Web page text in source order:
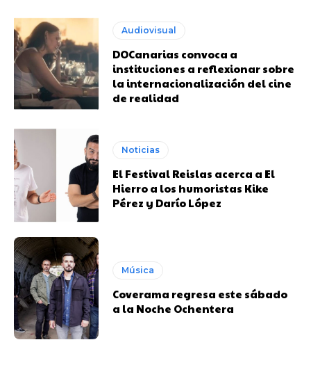
Audiovisual
DOCanarias convoca a
instituciones a reflexionar sobre
la internacionalización del cine
de realidad
Noticias
El Festival Reislas acerca a El
Hierro a los humoristas Kike
Pérez y Darío López
Música
Coverama regresa este sábado
a la Noche Ochentera